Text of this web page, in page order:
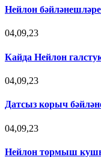
Нейлон
04,09,23
Кайда Нейлон
04,09,23
Датсыз корыч
04,09,23
Нейлон тормыш